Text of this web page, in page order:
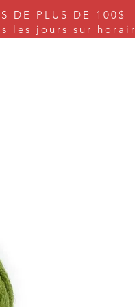
DE PLUS DE 100$
les jours sur